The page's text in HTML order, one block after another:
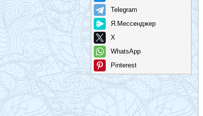
Telegram
Я.Мессенджер
X
WhatsApp
Pinterest